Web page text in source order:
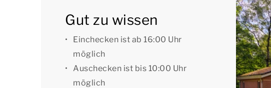
Gut zu wissen
Einchecken ist ab 16:00 Uhr
möglich
Auschecken ist bis 10:00 Uhr
möglich